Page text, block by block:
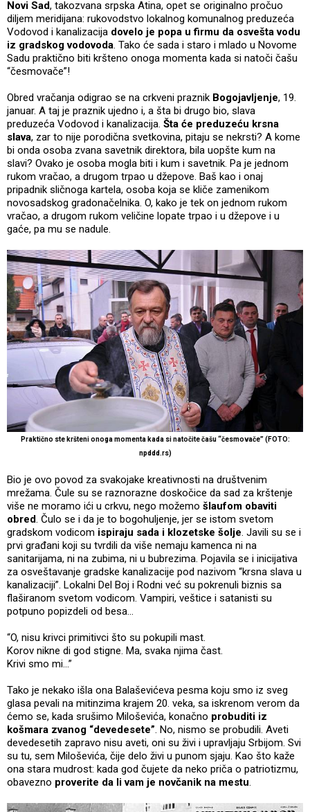
Novi Sad, takozvana srpska Atina, opet se originalno pročuo
diljem meridijana: rukovodstvo lokalnog komunalnog preduzeća
Vodovod i kanalizacija dovelo je popa u firmu da osvešta vodu
iz gradskog vodovoda. Tako će sada i staro i mlado u Novome
Sadu praktično biti kršteno onoga momenta kada si natoči čašu
“česmovače”!
Obred vračanja odigrao se na crkveni praznik Bogojavljenje, 19.
januar. A taj je praznik ujedno i, a šta bi drugo bio, slava
preduzeća Vodovod i kanalizacija. Šta će preduzeću krsna
slava, zar to nije porodična svetkovina, pitaju se nekrsti? A kome
bi onda osoba zvana savetnik direktora, bila uopšte kum na
slavi? Ovako je osoba mogla biti i kum i savetnik. Pa je jednom
rukom vračao, a drugom trpao u džepove. Baš kao i onaj
pripadnik sličnoga kartela, osoba koja se kliče zamenikom
novosadskog gradonačelnika. O, kako je tek on jednom rukom
vračao, a drugom rukom veličine lopate trpao i u džepove i u
gaće, pa mu se nadule.
Praktično ste kršteni onoga momenta kada si natočite čašu “česmovače” (FOTO:
npddd.rs)
Bio je ovo povod za svakojake kreativnosti na društvenim
mrežama. Čule su se raznorazne doskočice da sad za krštenje
više ne moramo ići u crkvu, nego možemo šlaufom obaviti
obred. Čulo se i da je to bogohuljenje, jer se istom svetom
gradskom vodicom ispiraju sada i klozetske šolje. Javili su se i
prvi građani koji su tvrdili da više nemaju kamenca ni na
sanitarijama, ni na zubima, ni u bubrezima. Pojavila se i inicijativa
za osveštavanje gradske kanalizacije pod nazivom “krsna slava u
kanalizaciji”. Lokalni Del Boj i Rodni već su pokrenuli biznis sa
flaširanom svetom vodicom. Vampiri, veštice i satanisti su
potpuno popizdeli od besa…
“O, nisu krivci primitivci što su pokupili mast.
Korov nikne di god stigne. Ma, svaka njima čast.
Krivi smo mi…”
Tako je nekako išla ona Balaševićeva pesma koju smo iz sveg
glasa pevali na mitinzima krajem 20. veka, sa iskrenom verom da
ćemo se, kada srušimo Miloševića, konačno probuditi iz
košmara zvanog “devedesete”. No, nismo se probudili. Aveti
devedesetih zapravo nisu aveti, oni su živi i upravljaju Srbijom. Svi
su tu, sem Miloševića, čije delo živi u punom sjaju. Kao što kaže
ona stara mudrost: kada god čujete da neko priča o patriotizmu,
obavezno proverite da li vam je novčanik na mestu.